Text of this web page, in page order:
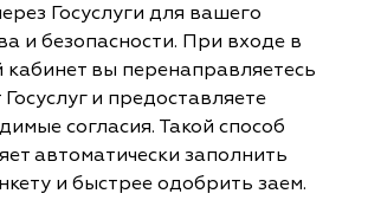
Госуслуги для вашего
и безопасности. При входе в
вы перенаправляетесь
Госуслуг и предоставляете
согласия. Такой способ
автоматически заполнить
и быстрее одобрить заем.